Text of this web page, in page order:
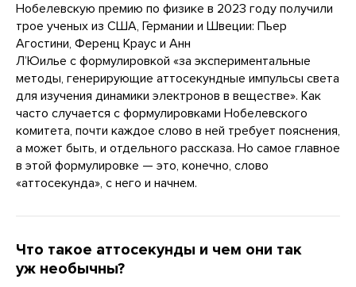
Нобелевскую премию по физике в 2023 году получили
трое ученых из США, Германии и Швеции: Пьер
Агостини, Ференц Краус и Анн
ЛʼЮилье с формулировкой «за экспериментальные
методы, генерирующие аттосекундные импульсы света
для изучения динамики электронов в веществе». Как
часто случается с формулировками Нобелевского
комитета, почти каждое слово в ней требует пояснения,
а может быть, и отдельного рассказа. Но самое главное
в этой формулировке — это, конечно, слово
«аттосекунда», с него и начнем.
Что такое аттосекунды и чем они так
уж необычны?